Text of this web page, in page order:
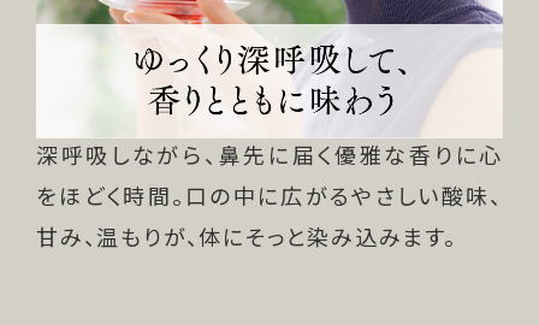
深呼吸しながら、鼻先に届く優雅な香りに心
をほどく時間。口の中に広がるやさしい酸味、
甘み、温もりが、体にそっと染み込みます。